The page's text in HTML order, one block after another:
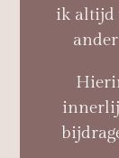
ik altijd